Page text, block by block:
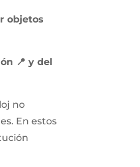
objetos
📍 y del
no
En estos